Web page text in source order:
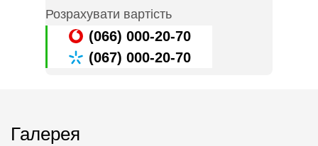
Розрахувати вартість
(066) 000-20-70
(067) 000-20-70
Галерея